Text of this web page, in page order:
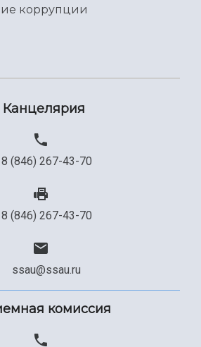
коррупции
Канцелярия
8 (846) 267-43-70
8 (846) 267-43-70
ssau@ssau.ru
комиссия